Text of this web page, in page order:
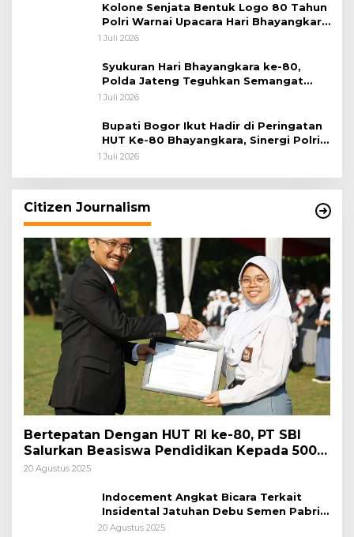
Kolone Senjata Bentuk Logo 80 Tahun
Polri Warnai Upacara Hari Bhayangkara
ke-80
1 Juli 2026
Syukuran Hari Bhayangkara ke-80,
Polda Jateng Teguhkan Semangat
Pengabdian dan Pererat Kebersamaan
1 Juli 2026
Bupati Bogor Ikut Hadir di Peringatan
HUT Ke-80 Bhayangkara, Sinergi Polri
dan Pemkab Bogor Jadi Kunci Menjaga
1 Juli 2026
Citizen Journalism
Bertepatan Dengan HUT RI ke-80, PT SBI
Salurkan Beasiswa Pendidikan Kepada 500
Pelajar
20 Agustus 2025
Indocement Angkat Bicara Terkait
Insidental Jatuhan Debu Semen Pabrik
Citeureup
20 Agustus 2025